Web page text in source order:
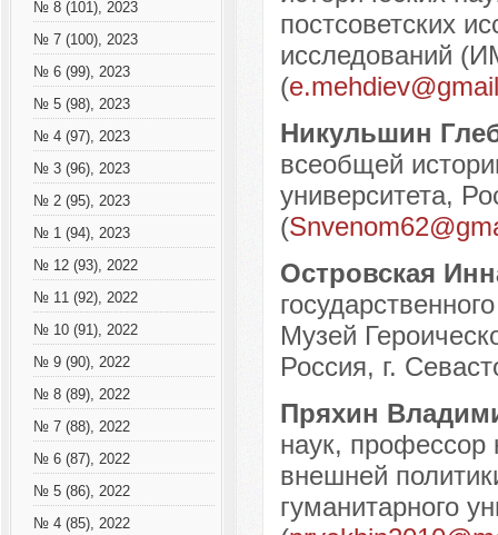
№ 8 (101), 2023
№ 7 (100), 2023
№ 6 (99), 2023
№ 5 (98), 2023
№ 4 (97), 2023
№ 3 (96), 2023
№ 2 (95), 2023
№ 1 (94), 2023
№ 12 (93), 2022
№ 11 (92), 2022
№ 10 (91), 2022
№ 9 (90), 2022
№ 8 (89), 2022
№ 7 (88), 2022
№ 6 (87), 2022
№ 5 (86), 2022
№ 4 (85), 2022
постсоветских
исследований
(
Никульшин
всеобщей
университета,
(
Островская
Музей
Россия, г.
Пряхин
наук, профессор
внешней
гуманитарного